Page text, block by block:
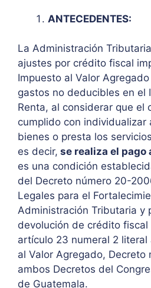
ANTECEDENTES:
La Administración
ajustes por crédito fiscal
Impuesto al Valor
gastos no deducibles en el
Renta, al considerar que el
cumplido con individualizar
bienes o presta los
es decir, se realiza el pago
es una condición
del Decreto número 20-
Legales para el
Administración Tributaria y
devolución de crédito
artículo 23 numeral 2
al Valor Agregado, Decreto
ambos Decretos del
de Guatemala.